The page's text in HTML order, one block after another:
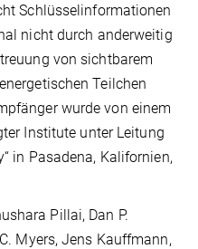
Schlüsselinformationen
nicht durch anderweitig
von sichtbarem
Teilchen
wurde von einem
Institute unter Leitung
in Pasadena, Kalifornien,
Pillai, Dan P.
Myers, Jens Kauffmann,